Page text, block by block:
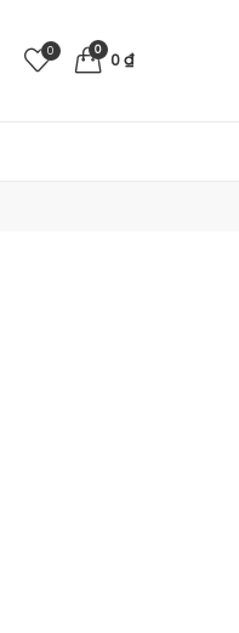
0 0
0 ₫